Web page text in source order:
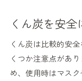
くん炭を安
くん炭は比較的安
くつか注意点があ
め、使用時はマス